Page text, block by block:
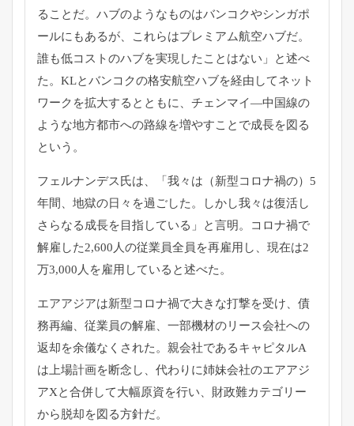
ることだ。 ハブのようなものはバンコクやシンガポ
ールにもあるが、
これらはプレミアム航空ハブだ。
誰も低コストのハブを実現したことはない」と述べ
た。 KLとバンコクの格安航空ハブを経由してネット
ワークを拡大する とともに、チェンマイ―中国線の
ような地方都市への路線を増やすことで成長を図る
という 。
フェルナンデス氏は、「我々は（新型コロナ禍の）5
年間、 地獄の日々を過ごした。
しかし我々は復活し
さらなる成長を目指している」と言明。
コロナ禍で
解雇した2,600人の従業員全員を再雇用し、 現在は2
万3,000人を雇用していると述べた。
エアアジアは新型コロナ禍で大きな打撃を受け、債
務再編、 従業員の解雇、一部機材のリース会社への
返却を余儀なくされた。 親会社であるキャピタルA
は上場計画を断念し、 代わりに姉妹会社のエアアジ
アXと合併して大幅原資を行い、 財政難カテゴリー
から脱却を図る方針だ。